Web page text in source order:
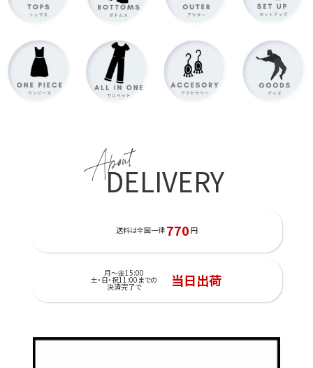
About
DELIVERY
送料は全国一律 770 円
月～金15:00
土・日・祝11:00までの
決済完了で 当日出荷